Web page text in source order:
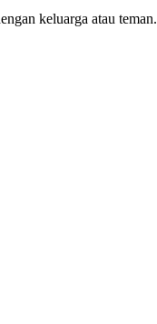
keluarga atau teman.